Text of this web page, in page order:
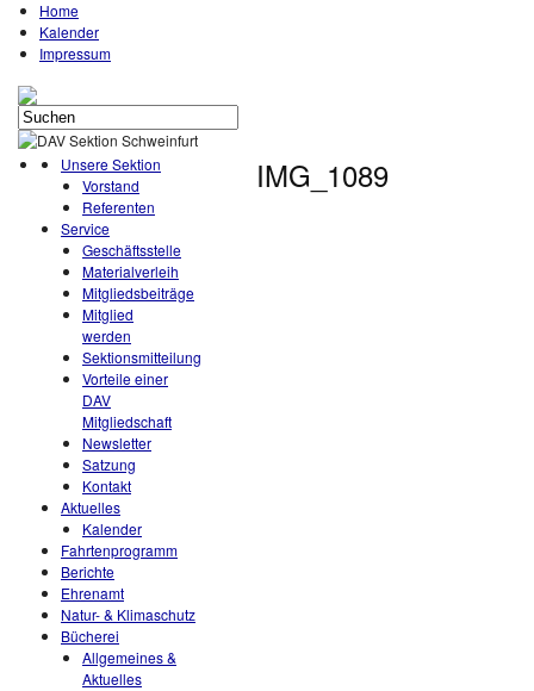
Home
Kalender
Impressum
Unsere Sektion
Vorstand
Referenten
Service
Geschäftsstelle
Materialverleih
Mitgliedsbeiträge
Mitglied
werden
Sektionsmitteilung
Vorteile einer
DAV
Mitgliedschaft
Newsletter
Satzung
Kontakt
Aktuelles
Kalender
Fahrtenprogramm
Berichte
Ehrenamt
Natur- & Klimaschutz
Bücherei
Allgemeines &
Aktuelles
IMG_1089